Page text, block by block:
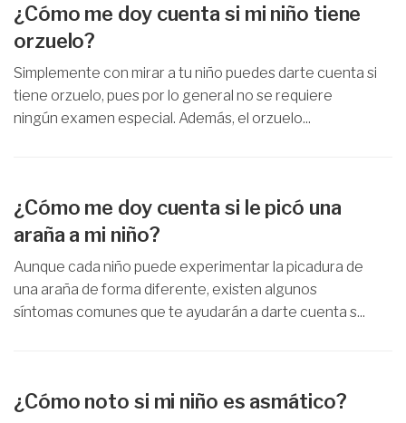
¿Cómo me doy cuenta si mi niño tiene
orzuelo?
Simplemente con mirar a tu niño puedes darte cuenta si
tiene orzuelo, pues por lo general no se requiere
ningún examen especial. Además, el orzuelo...
¿Cómo me doy cuenta si le picó una
araña a mi niño?
Aunque cada niño puede experimentar la picadura de
una araña de forma diferente, existen algunos
síntomas comunes que te ayudarán a darte cuenta s...
¿Cómo noto si mi niño es asmático?